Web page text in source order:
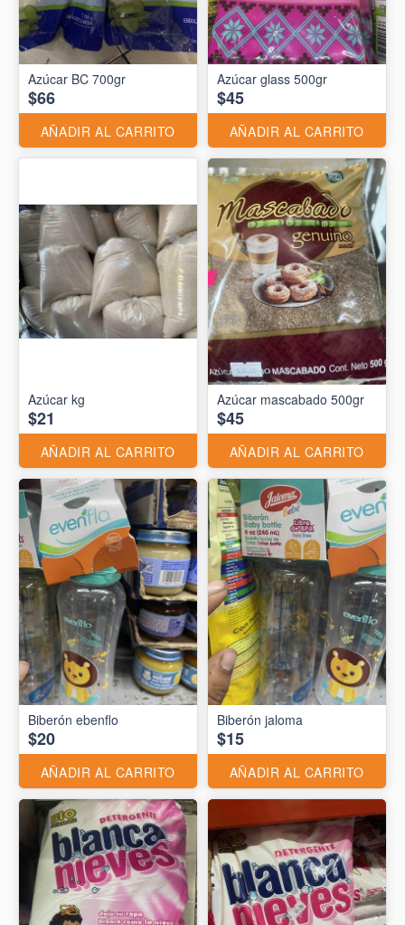
Azúcar BC 700gr
$66
AÑADIR AL CARRITO
Azúcar glass 500gr
$45
AÑADIR AL CARRITO
Azúcar kg
$21
AÑADIR AL CARRITO
Azúcar mascabado 500gr
$45
AÑADIR AL CARRITO
Biberón ebenflo
$20
AÑADIR AL CARRITO
Biberón jaloma
$15
AÑADIR AL CARRITO